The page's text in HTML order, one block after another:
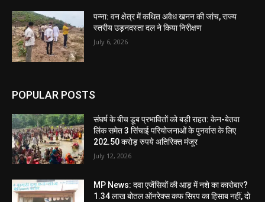
पन्ना: वन क्षेत्र में कथित अवैध खनन की जांच, राज्य
स्तरीय उड़नदस्ता दल ने किया निरीक्षण
July 6, 2026
POPULAR POSTS
संघर्ष के बीच डूब प्रभावितों को बड़ी राहत: केन-बेतवा
लिंक समेत 3 सिंचाई परियोजनाओं के पुनर्वास के लिए
202.50 करोड़ रुपये अतिरिक्त मंजूर
July 12, 2026
MP News: दवा एजेंसियों की आड़ में नशे का कारोबार?
1.34 लाख बोतल ऑनरेक्स कफ सिरप का हिसाब नहीं, दो